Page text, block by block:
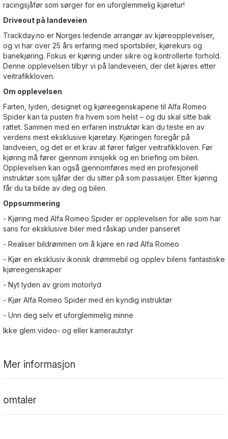
racingsjåfør som sørger for en uforglemmelig kjøretur!
Driveout på landeveien
Trackday.no er Norges ledende arrangør av kjøreopplevelser,
og vi har over 25 års erfaring med sportsbiler, kjørekurs og
banekjøring. Fokus er kjøring under sikre og kontrollerte forhold.
Denne opplevelsen tilbyr vi på landeveien, der det kjøres etter
veitrafikkloven.
Om opplevelsen
Farten, lyden, designet og kjøreegenskapene til Alfa Romeo
Spider kan ta pusten fra hvem som helst – og du skal sitte bak
rattet. Sammen med en erfaren instruktør kan du teste en av
verdens mest eksklusive kjøretøy. Kjøringen foregår på
landveien, og det er et krav at fører følger veitrafikkloven. Før
kjøring må fører gjennom innsjekk og en briefing om bilen.
Opplevelsen kan også gjennomføres med en profesjonell
instruktør som sjåfør der du sitter på som passasjer. Etter kjøring
får du ta bilde av deg og bilen.
Oppsummering
- Kjøring med Alfa Romeo Spider er opplevelsen for alle som har
sans for eksklusive biler med råskap under panseret
- Realiser bildrømmen om å kjøre en rød Alfa Romeo
- Kjør en eksklusiv ikonisk drømmebil og opplev bilens fantastiske
kjøreegenskaper
- Nyt lyden av grom motorlyd
- Kjør Alfa Romeo Spider med en kyndig instruktør
- Unn deg selv et uforglemmelig minne
Ikke glem video- og eller kamerautstyr
Mer informasjon
omtaler